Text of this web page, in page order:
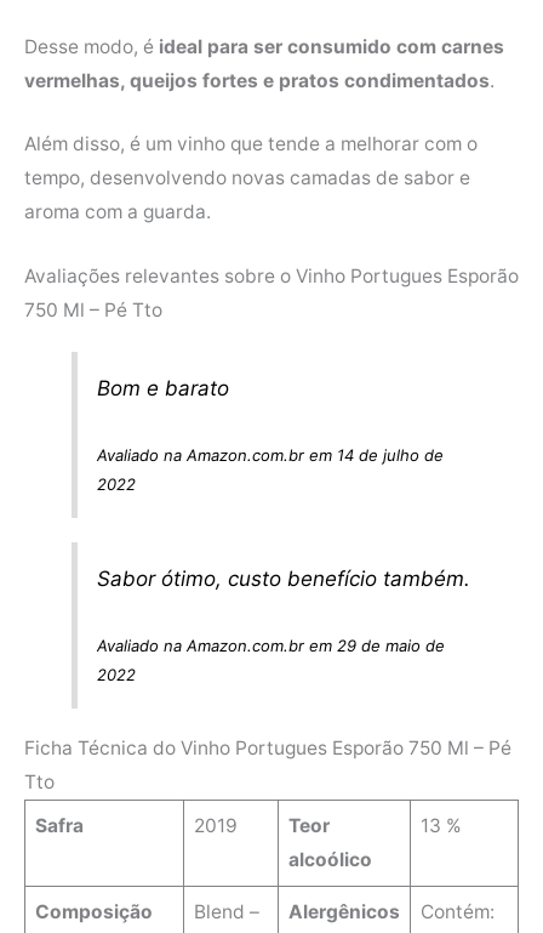
Desse modo, é ideal para ser consumido com carnes
vermelhas, queijos fortes e pratos condimentados.
Além disso, é um vinho que tende a melhorar com o
tempo, desenvolvendo novas camadas de sabor e
aroma com a guarda.
Avaliações relevantes sobre o Vinho Portugues Esporão
750 Ml – Pé Tto
Bom e barato
Avaliado na Amazon.com.br em 14 de julho de
2022
Sabor ótimo, custo benefício também.
Avaliado na Amazon.com.br em 29 de maio de
2022
Ficha Técnica do Vinho Portugues Esporão 750 Ml – Pé
Tto
Safra
2019
Teor
alcoólico
13 %
Composição
Blend –
Alergênicos
Contém: